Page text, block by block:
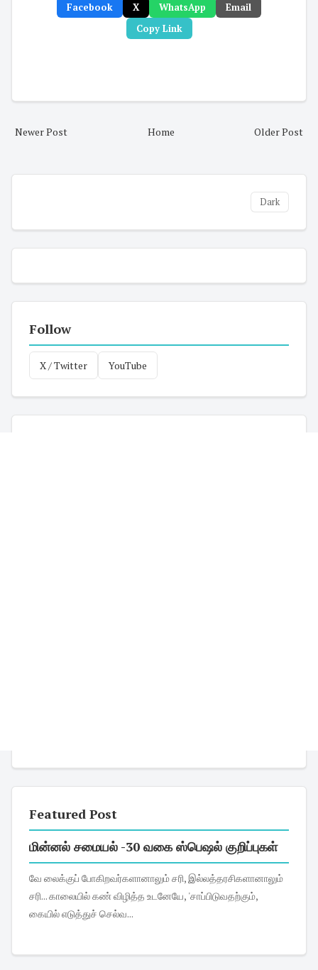
Facebook X WhatsApp
Email
Copy Link
Newer Post Older Post
Home
Dark
Follow
X / Twitter YouTube
Featured Post
மின்னல் சமையல் -30 வகை ஸ்பெஷல் குறிப்புகள்
வே லைக்குப் போகிறவர்களானாலும் சரி, இல்லத்தரசிகளானாலும்
சரி... காலையில் கண் விழித்த உடனேயே, 'சாப்பிடுவதற்கும்,
கையில் எடுத்துச் செல்வ...